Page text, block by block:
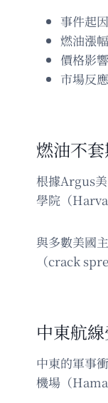
事件起
燃油漲
價格影
市場反
燃油不
根據Argus
學院（
與多數美國
（crack
中東航
中東的軍事
機場（